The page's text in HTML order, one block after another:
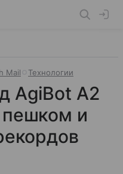
Mail Технологии
AgiBot A2
и